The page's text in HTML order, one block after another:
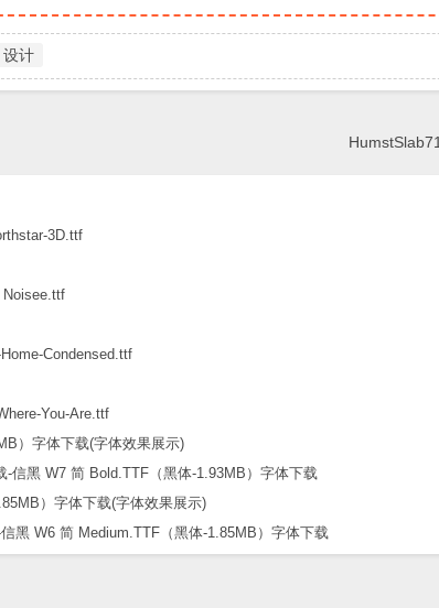
设计
3D.ttf
Noisee.ttf
Condensed.ttf
You-Are.ttf
信黑 W7 简 Bold.TTF（黑体-1.93MB）字体下载
黑 W6 简 Medium.TTF（黑体-1.85MB）字体下载